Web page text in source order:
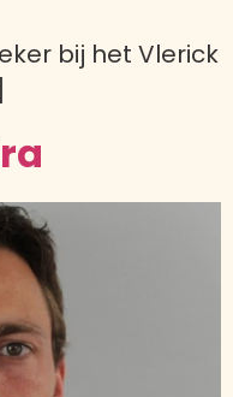
bij het Vlerick